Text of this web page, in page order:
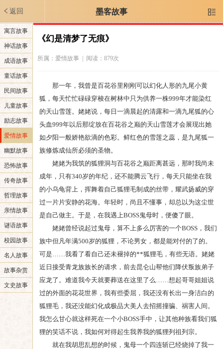
返回 墨客故事 
寓言故事
神话故事
成语故事
童话故事
民间故事
儿童故事
励志故事
爱情故事
幽默故事
恐怖故事
传奇故事
哲理故事
亲情故事
谜语故事
校园故事
名人故事
故事杂赏
文史故事
《幻是清梦了无痕》
所属： 爱情故事| 阅读：879次
那一年，我曾是百花谷里刚刚可以幻化人形的九尾小黄
狐，每天忙忙碌碌穿梭在树林中只为供养一株999年才能染红
的天山雪莲。姥姥说，每日一滴晨起的清露和一滴九尾狐的心
头血999年以后那绽放在百花谷之巅的天山雪莲才会展现出她
如夕阳一般娇艳欲滴的色彩。鲜红色的雪莲之蕊，是九尾狐一
族修炼成仙所必须的圣物。
姥姥为我筑的狐狸洞与百花谷之巅距离甚远，那时我尚未
成年，只有340岁的年纪，还不能腾云飞行，每天只能坐在我
的小乌龟背上，挥舞着自己狐狸毛制成的丝带，耀武扬威的穿
过一片片安静的花海。年轻时，尚且不懂事，却总以为这尘世
是自己做主。于是，在我遇上BOSS鬼母时，便傻了眼。
姥姥曾经说起过鬼母，算不上多么厉害的一个BOSS，我们
族中但凡年满500岁的狐狸，不论男女，都是能对付的了的。
可是……我看了看自己还未褪掉的**狐狸毛，有些无语。姥姥
近日接受青龙族族长的请求，前去昆仑山帮他们降伏叛族弟子
应龙了。难道我今天就要葬送在这里了么……想起哥哥姐姐说
过的外面的花花世界，我有些委屈，我还没有长出一身洁白的
狐狸毛，我还没能幻化成极品大美人去招摇撞骗、祸害人间。
我怎么甘心就这样死在一个小BOSS手中，让其他种族看我们狐
狸的笑话不说，我如何对得起生我养我的狐狸列祖列宗。
就在我胡思乱想的时候，鬼母一个四连斩已经烧掉了我一